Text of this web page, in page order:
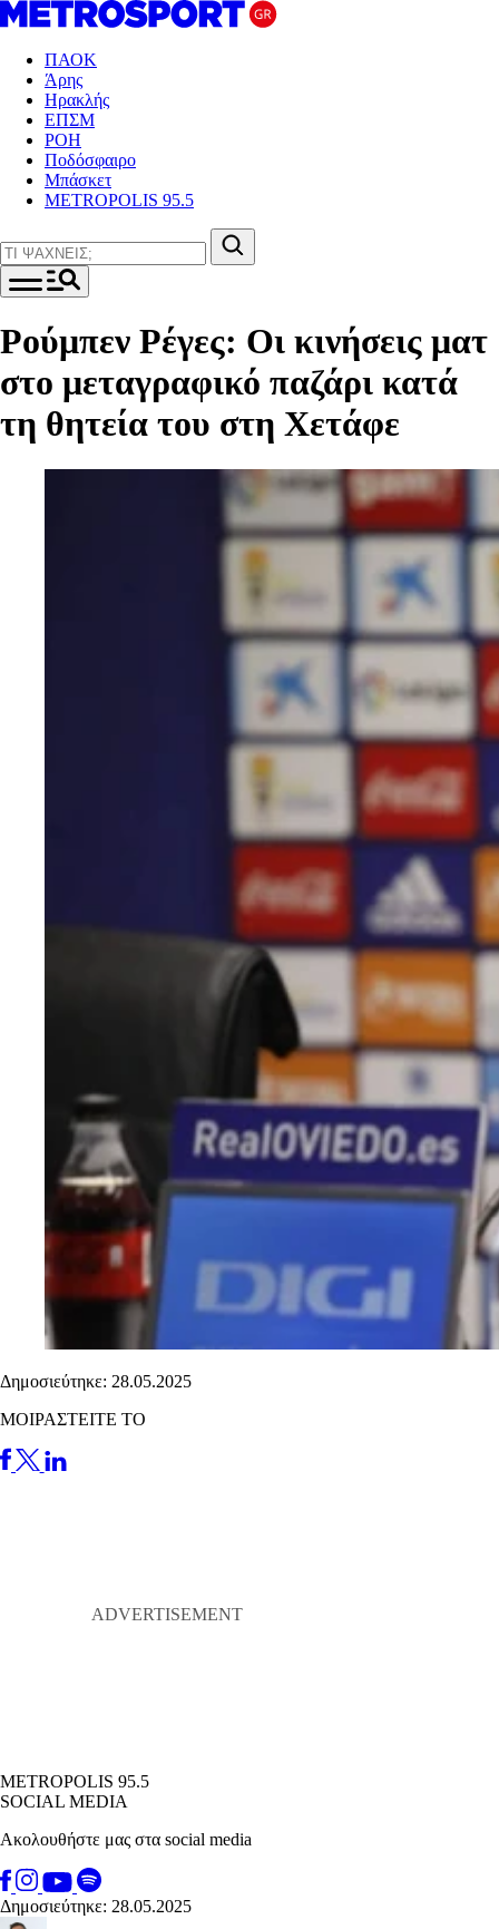
ΠΑΟΚ
Άρης
Ηρακλής
ΕΠΣΜ
ΡΟΗ
Ποδόσφαιρο
Μπάσκετ
METROPOLIS 95.5
Ρούμπεν Ρέγες: Οι κινήσεις ματ
στο μεταγραφικό παζάρι κατά
τη θητεία του στη Χετάφε
Δημοσιεύτηκε: 28.05.2025
ΜΟΙΡΑΣΤΕΙΤΕ ΤΟ
METROPOLIS 95.5
SOCIAL MEDIA
Ακολουθήστε μας στα social media
Δημοσιεύτηκε: 28.05.2025